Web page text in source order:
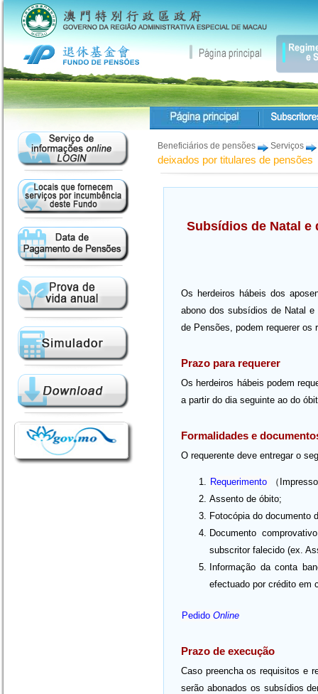
Beneficiários de pensões Serviços
deixados por titulares de pensões
Subsídios de Natal e
Os herdeiros hábeis dos
abono dos subsídios de Natal
de Pensões, podem requerer os
Prazo para requerer
Os herdeiros hábeis podem
a partir do dia seguinte ao do
Formalidades e
O requerente deve entregar o
Requerimento
（
Assento de óbito;
Fotocópia do documento
Documento
subscritor falecido (ex.
Informação da conta
efectuado por crédito em
Pedido Online
Prazo de execução
Caso preencha os requisitos e
serão abonados os subsídios